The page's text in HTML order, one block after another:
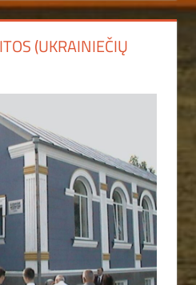
(UKRAINIEČIŲ